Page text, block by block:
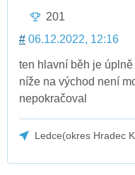
201
# 06.12.2022, 12:16
ten hlavní běh je
níže na východ není
nepokračoval
Ledce(okres Hradec